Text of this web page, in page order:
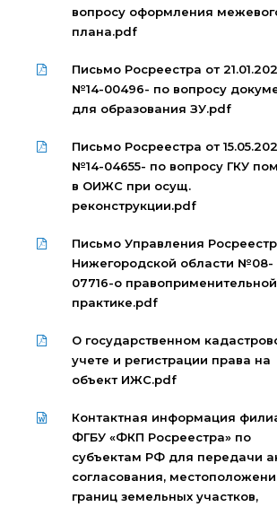
вопросу оформления
плана.pdf
Письмо Росреестра от
№14-00496- по вопросу
для образования ЗУ.pdf
Письмо Росреестра от
№14-04655- по вопросу ГКУ
в ОИЖС при осущ.
реконструкции.pdf
Письмо Управления
Нижегородской области №08-
07716-о правоприменительной
практике.pdf
О государственном
учете и регистрации права на
объект ИЖС.pdf
Контактная информация
ФГБУ «ФКП Росреестра» по
субъектам РФ для передачи
согласования,
границ земельных участков,